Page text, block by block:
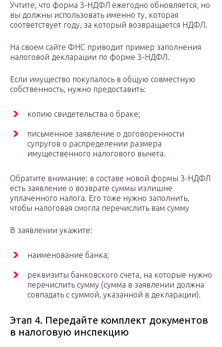
Учтите, что форма 3-НДФЛ ежегодно обновляется, но
вы должны использовать именно ту, которая
соответствует году, за который возвращается НДФЛ.
На своем сайте ФНС приводит пример заполнения
налоговой декларации по форме 3-НДФЛ.
Если имущество покупалось в общую совместную
собственность, нужно предоставить:
копию свидетельства о браке;
письменное заявление о договоренности
супругов о распределении размера
имущественного налогового вычета.
Обратите внимание: в составе новой формы 3-НДФЛ
есть заявление о возврате суммы излишне
уплаченного налога. Его тоже нужно заполнить,
чтобы налоговая смогла перечислить вам сумму
В заявлении укажите:
наименование банка;
реквизиты банковского счета, на которые нужно
перечислить сумму (сумма в заявлении должна
совпадать с суммой, указанной в декларации).
Этап 4. Передайте комплект документов
в налоговую инспекцию